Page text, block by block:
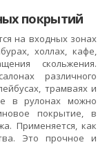
покрытий
на входных зонах
холлах, кафе,
скольжения.
различного
трамваях и
в рулонах можно
покрытие, в
Применяется, как
Это прочное и